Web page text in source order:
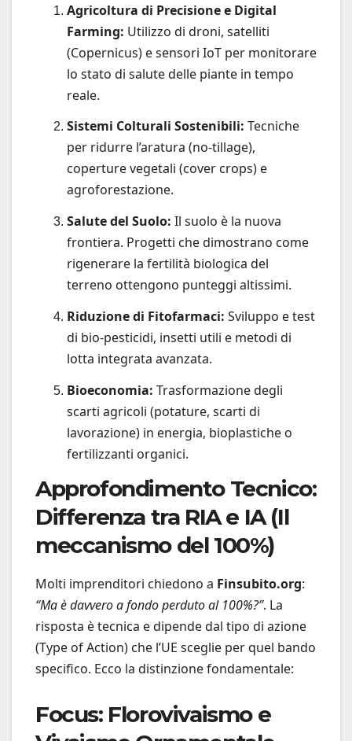
Agricoltura di Precisione e Digital
Farming: Utilizzo di droni, satelliti
(Copernicus) e sensori IoT per monitorare
lo stato di salute delle piante in tempo
reale.
Sistemi Colturali Sostenibili: Tecniche
per ridurre l’aratura (no-tillage),
coperture vegetali (cover crops) e
agroforestazione.
Salute del Suolo: Il suolo è la nuova
frontiera. Progetti che dimostrano come
rigenerare la fertilità biologica del
terreno ottengono punteggi altissimi.
Riduzione di Fitofarmaci: Sviluppo e test
di bio-pesticidi, insetti utili e metodi di
lotta integrata avanzata.
Bioeconomia: Trasformazione degli
scarti agricoli (potature, scarti di
lavorazione) in energia, bioplastiche o
fertilizzanti organici.
Approfondimento Tecnico:
Differenza tra RIA e IA (Il
meccanismo del 100%)
Molti imprenditori chiedono a Finsubito.org:
“Ma è davvero a fondo perduto al 100%?”. La
risposta è tecnica e dipende dal tipo di azione
(Type of Action) che l’UE sceglie per quel bando
specifico. Ecco la distinzione fondamentale:
Focus: Florovivaismo e